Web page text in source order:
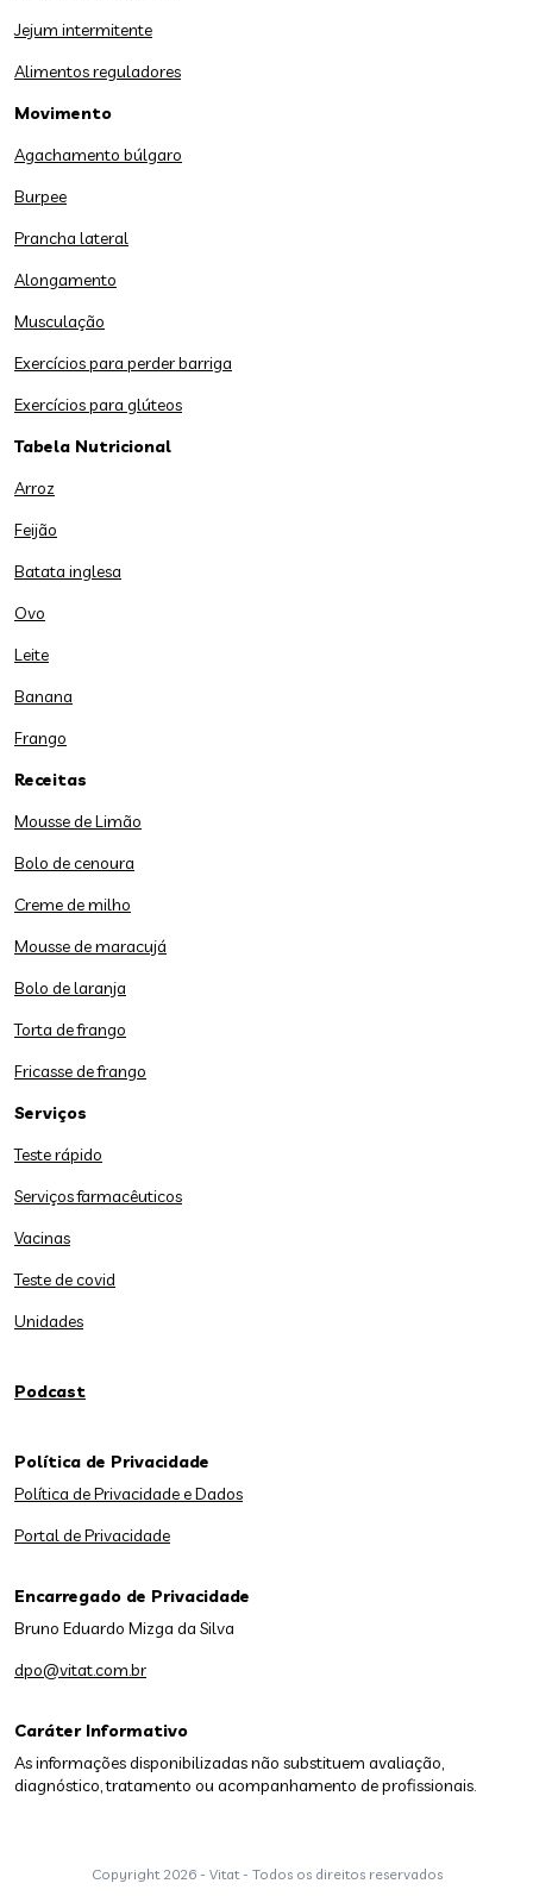
Jejum intermitente
Alimentos reguladores
Movimento
Agachamento búlgaro
Burpee
Prancha lateral
Alongamento
Musculação
Exercícios para perder barriga
Exercícios para glúteos
Tabela Nutricional
Arroz
Feijão
Batata inglesa
Ovo
Leite
Banana
Frango
Receitas
Mousse de Limão
Bolo de cenoura
Creme de milho
Mousse de maracujá
Bolo de laranja
Torta de frango
Fricasse de frango
Serviços
Teste rápido
Serviços farmacêuticos
Vacinas
Teste de covid
Unidades
Podcast
Caráter Informativo
As informações disponibilizadas não substituem avaliação,
diagnóstico, tratamento ou acompanhamento de profissionais.
Política de Privacidade
Política de Privacidade e Dados
Portal de Privacidade
Encarregado de Privacidade
Bruno Eduardo Mizga da Silva
dpo@vitat.com.br
Copyright 2026 - Vitat - Todos os direitos reservados